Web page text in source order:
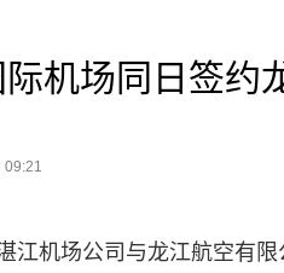
机场同日签约
09:21
江机场公司与龙江航空有